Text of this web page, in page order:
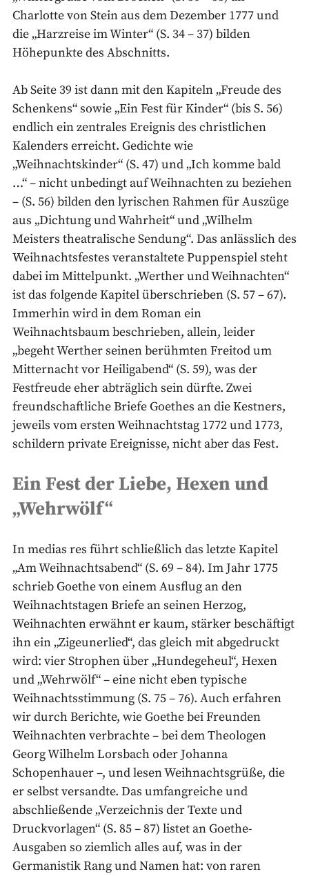
Charlotte von Stein aus dem Dezember 1777 und
die „Harzreise im Winter“ (S. 34 – 37) bilden
Höhepunkte des Abschnitts.
Ab Seite 39 ist dann mit den Kapiteln „Freude des
Schenkens“ sowie „Ein Fest für Kinder“ (bis S. 56)
endlich ein zentrales Ereignis des christlichen
Kalenders erreicht. Gedichte wie
„Weihnachtskinder“ (S. 47) und „Ich komme bald
…“ – nicht unbedingt auf Weihnachten zu beziehen
– (S. 56) bilden den lyrischen Rahmen für Auszüge
aus „Dichtung und Wahrheit“ und „Wilhelm
Meisters theatralische Sendung“. Das anlässlich des
Weihnachtsfestes veranstaltete Puppenspiel steht
dabei im Mittelpunkt. „Werther und Weihnachten“
ist das folgende Kapitel überschrieben (S. 57 – 67).
Immerhin wird in dem Roman ein
Weihnachtsbaum beschrieben, allein, leider
„begeht Werther seinen berühmten Freitod um
Mitternacht vor Heiligabend“ (S. 59), was der
Festfreude eher abträglich sein dürfte. Zwei
freundschaftliche Briefe Goethes an die Kestners,
jeweils vom ersten Weihnachtstag 1772 und 1773,
schildern private Ereignisse, nicht aber das Fest.
Ein Fest der Liebe, Hexen und
„Wehrwölf“
In medias res führt schließlich das letzte Kapitel
„Am Weihnachtsabend“ (S. 69 – 84). Im Jahr 1775
schrieb Goethe von einem Ausflug an den
Weihnachtstagen Briefe an seinen Herzog,
Weihnachten erwähnt er kaum, stärker beschäftigt
ihn ein „Zigeunerlied“, das gleich mit abgedruckt
wird: vier Strophen über „Hundegeheul“, Hexen
und „Wehrwölf“ – eine nicht eben typische
Weihnachtsstimmung (S. 75 – 76). Auch erfahren
wir durch Berichte, wie Goethe bei Freunden
Weihnachten verbrachte – bei dem Theologen
Georg Wilhelm Lorsbach oder Johanna
Schopenhauer –, und lesen Weihnachtsgrüße, die
er selbst versandte. Das umfangreiche und
abschließende „Verzeichnis der Texte und
Druckvorlagen“ (S. 85 – 87) listet an Goethe-
Ausgaben so ziemlich alles auf, was in der
Germanistik Rang und Namen hat: von raren